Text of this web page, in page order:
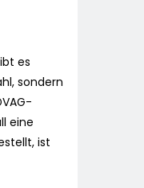
es
sondern
eine
ist